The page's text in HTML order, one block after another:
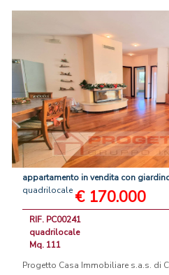
appartamento invendita con
quadrilocale € 170.000
RIF. PC00241
quadrilocale
Mq. 111
Progetto Casa Immobiliare s.a.s. di